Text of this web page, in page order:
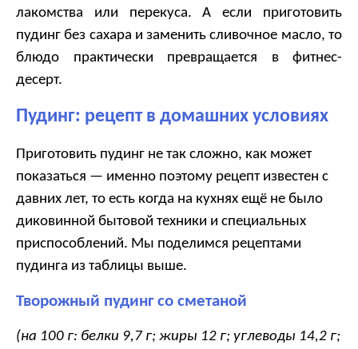
лакомства или перекуса. А если приготовить
пудинг без сахара и заменить сливочное масло, то
блюдо практически превращается в фитнес-
десерт.
Пудинг: рецепт в домашних условиях
Приготовить пудинг не так сложно, как может
показаться — именно поэтому рецепт известен с
давних лет, то есть когда на кухнях ещё не было
диковинной бытовой техники и специальных
приспособлений. Мы поделимся рецептами
пудинга из таблицы выше.
Творожный пудинг со сметаной
(на 100 г: белки 9,7 г; жиры 12 г; углеводы 14,2 г;